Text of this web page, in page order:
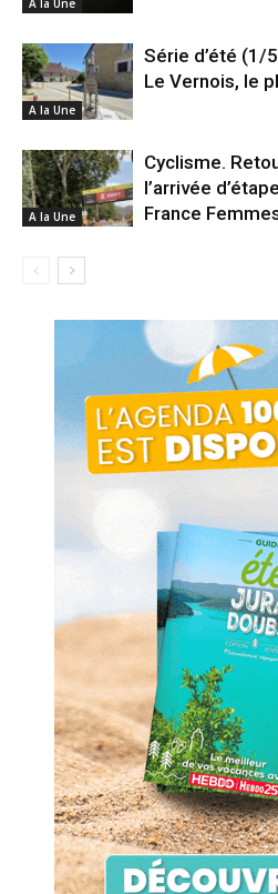
A la Une
Série d’été (1/
Le Vernois, le
A la Une
Cyclisme.
l’arrivée
France